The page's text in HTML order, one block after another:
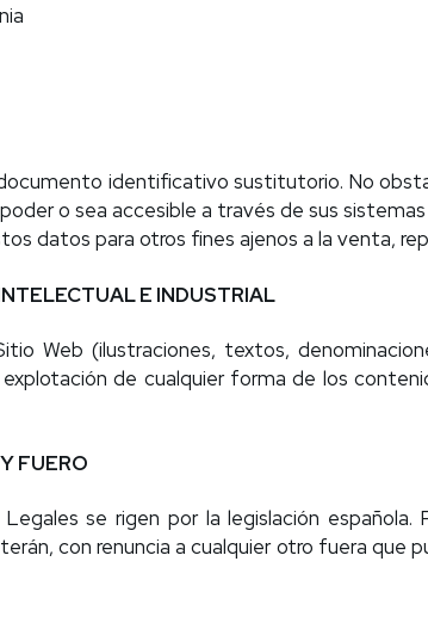
identificativo sustitutorio. No
o sea accesible a través de sus
datos para otros fines ajenos a la venta,
E INDUSTRIAL
Web (ilustraciones, textos,
de cualquier forma de los
FUERO
se rigen por la legislación
con renuncia a cualquier otro fuera que